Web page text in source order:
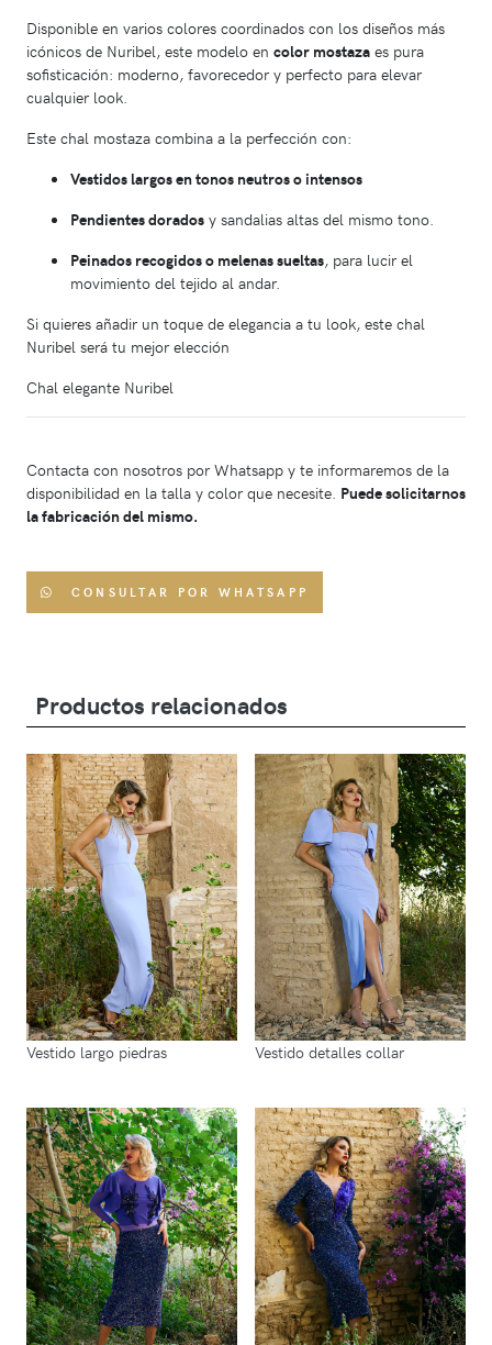
Disponible en varios colores coordinados con los diseños más
icónicos de Nuribel, este modelo en color mostaza es pura
sofisticación: moderno, favorecedor y perfecto para elevar
cualquier look.
Este chal mostaza combina a la perfección con:
Vestidos largos en tonos neutros o intensos
Pendientes dorados y sandalias altas del mismo tono.
Peinados recogidos o melenas sueltas, para lucir el
movimiento del tejido al andar.
Si quieres añadir un toque de elegancia a tu look, este chal
Nuribel será tu mejor elección
Chal elegante Nuribel
Contacta con nosotros por Whatsapp y te informaremos de la
disponibilidad en la talla y color que necesite. Puede solicitarnos
la fabricación del mismo.
CONSULTAR POR WHATSAPP
Productos relacionados
Vestido largo piedras Vestido detalles collar